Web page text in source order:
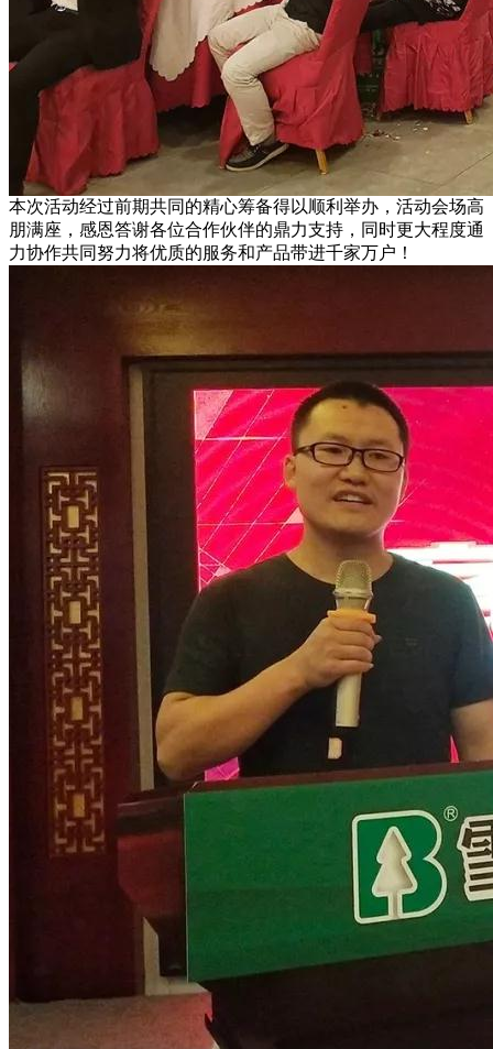
本次活动经过前期共同的精心筹备得以顺利举办，活动会场高
朋满座，感恩答谢各位合作伙伴的鼎力支持，同时更大程度通
力协作共同努力将优质的服务和产品带进千家万户！